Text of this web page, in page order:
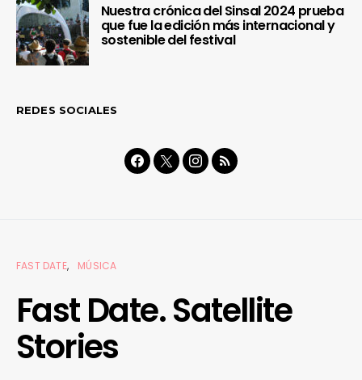
Nuestra crónica del Sinsal 2024 prueba
que fue la edición más internacional y
sostenible del festival
REDES SOCIALES
FAST DATE MÚSICA
Fast Date. Satellite
Stories